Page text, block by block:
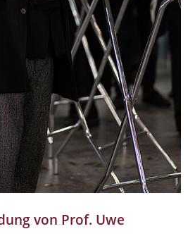
von Prof. Uwe